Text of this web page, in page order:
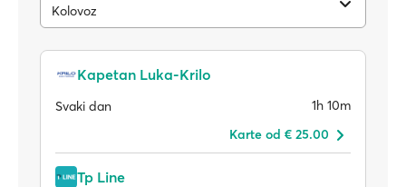
Kolovoz
Kapetan Luka-Krilo
Svaki dan
1h 10m
Karte od € 25.00
Tp Line